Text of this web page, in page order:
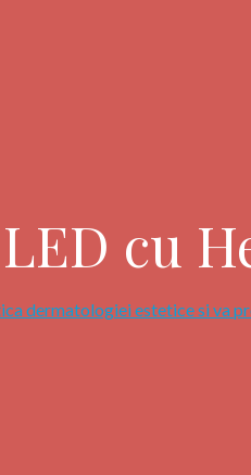
cu
dermatologiei estetice si va